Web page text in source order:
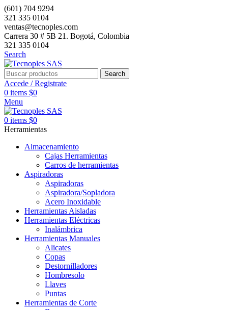
(601) 704 9294
321 335 0104
ventas@tecnoples.com
Carrera 30 # 5B 21. Bogotá, Colombia
321 335 0104
Search
Search
Accede / Registrate
0 items $0
Menu
0 items $0
Herramientas
Almacenamiento
Cajas Herramientas
Carros de herramientas
Aspiradoras
Aspiradoras
Aspiradora/Sopladora
Acero Inoxidable
Herramientas Aisladas
Herramientas Eléctricas
Inalámbrica
Herramientas Manuales
Alicates
Copas
Destornilladores
Hombresolo
Llaves
Puntas
Herramientas de Corte